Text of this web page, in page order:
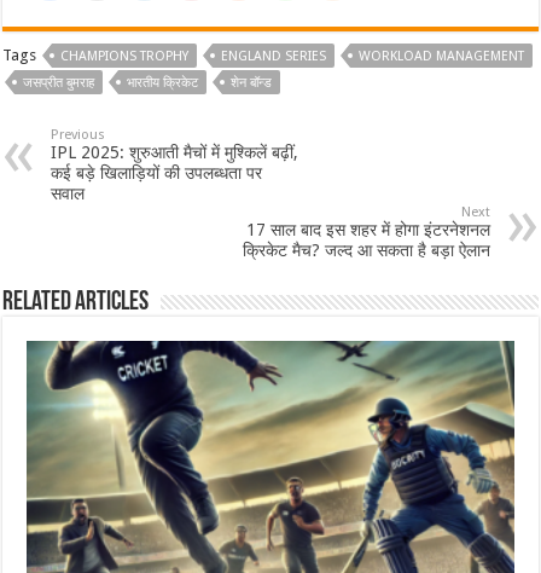
Tags CHAMPIONS TROPHY ENGLAND SERIES
WORKLOAD MANAGEMENT
जसप्रीत बुमराह
भारतीय क्रिकेट शेन बॉन्ड
Previous
IPL 2025: शुरुआती मैचों में मुश्किलें बढ़ीं,
कई बड़े खिलाड़ियों की उपलब्धता पर
सवाल
Next
17 साल बाद इस शहर में होगा इंटरनेशनल
क्रिकेट मैच? जल्द आ सकता है बड़ा ऐलान
Related Articles